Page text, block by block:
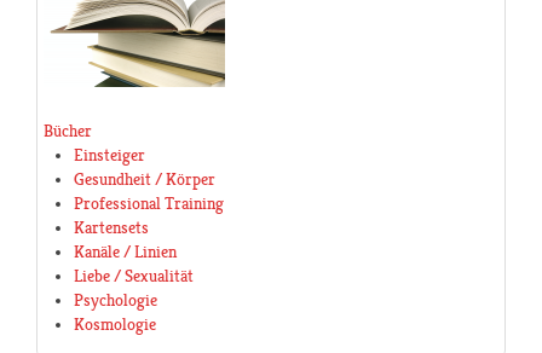
Bücher
Einsteiger
Gesundheit / Körper
Professional Training
Kartensets
Kanäle / Linien
Liebe / Sexualität
Psychologie
Kosmologie